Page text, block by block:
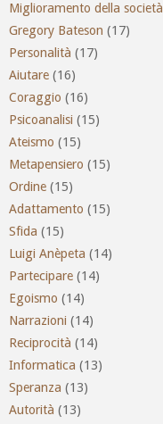
Miglioramento della società
Gregory Bateson (17)
Personalità (17)
Aiutare (16)
Coraggio (16)
Psicoanalisi (15)
Ateismo (15)
Metapensiero (15)
Ordine (15)
Adattamento (15)
Sfida (15)
Luigi Anèpeta (14)
Partecipare (14)
Egoismo (14)
Narrazioni (14)
Reciprocità (14)
Informatica (13)
Speranza (13)
Autorità (13)